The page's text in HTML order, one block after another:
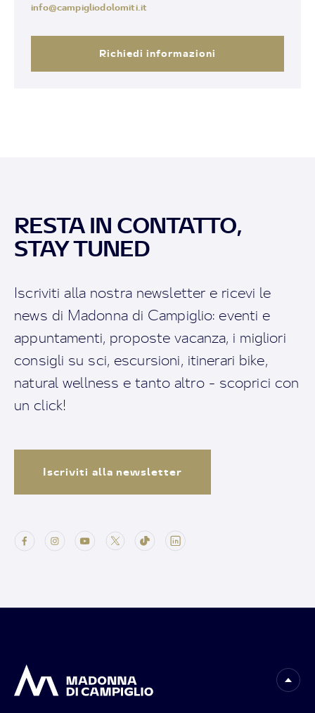
info@campigliodolomiti.it
Richiedi informazioni
RESTA IN CONTATTO,
STAY TUNED
Iscriviti alla nostra newsletter e ricevi le
news di Madonna di Campiglio: eventi e
appuntamenti, proposte vacanza, i migliori
consigli su sci, escursioni, itinerari bike,
natural wellness e tanto altro - scoprici con
un click!
Iscriviti alla newsletter